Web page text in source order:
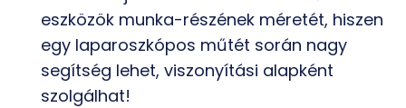
eszközök munka-részének méretét, hiszen
egy laparoszkópos műtét során nagy
segítség lehet, viszonyítási alapként
szolgálhat!